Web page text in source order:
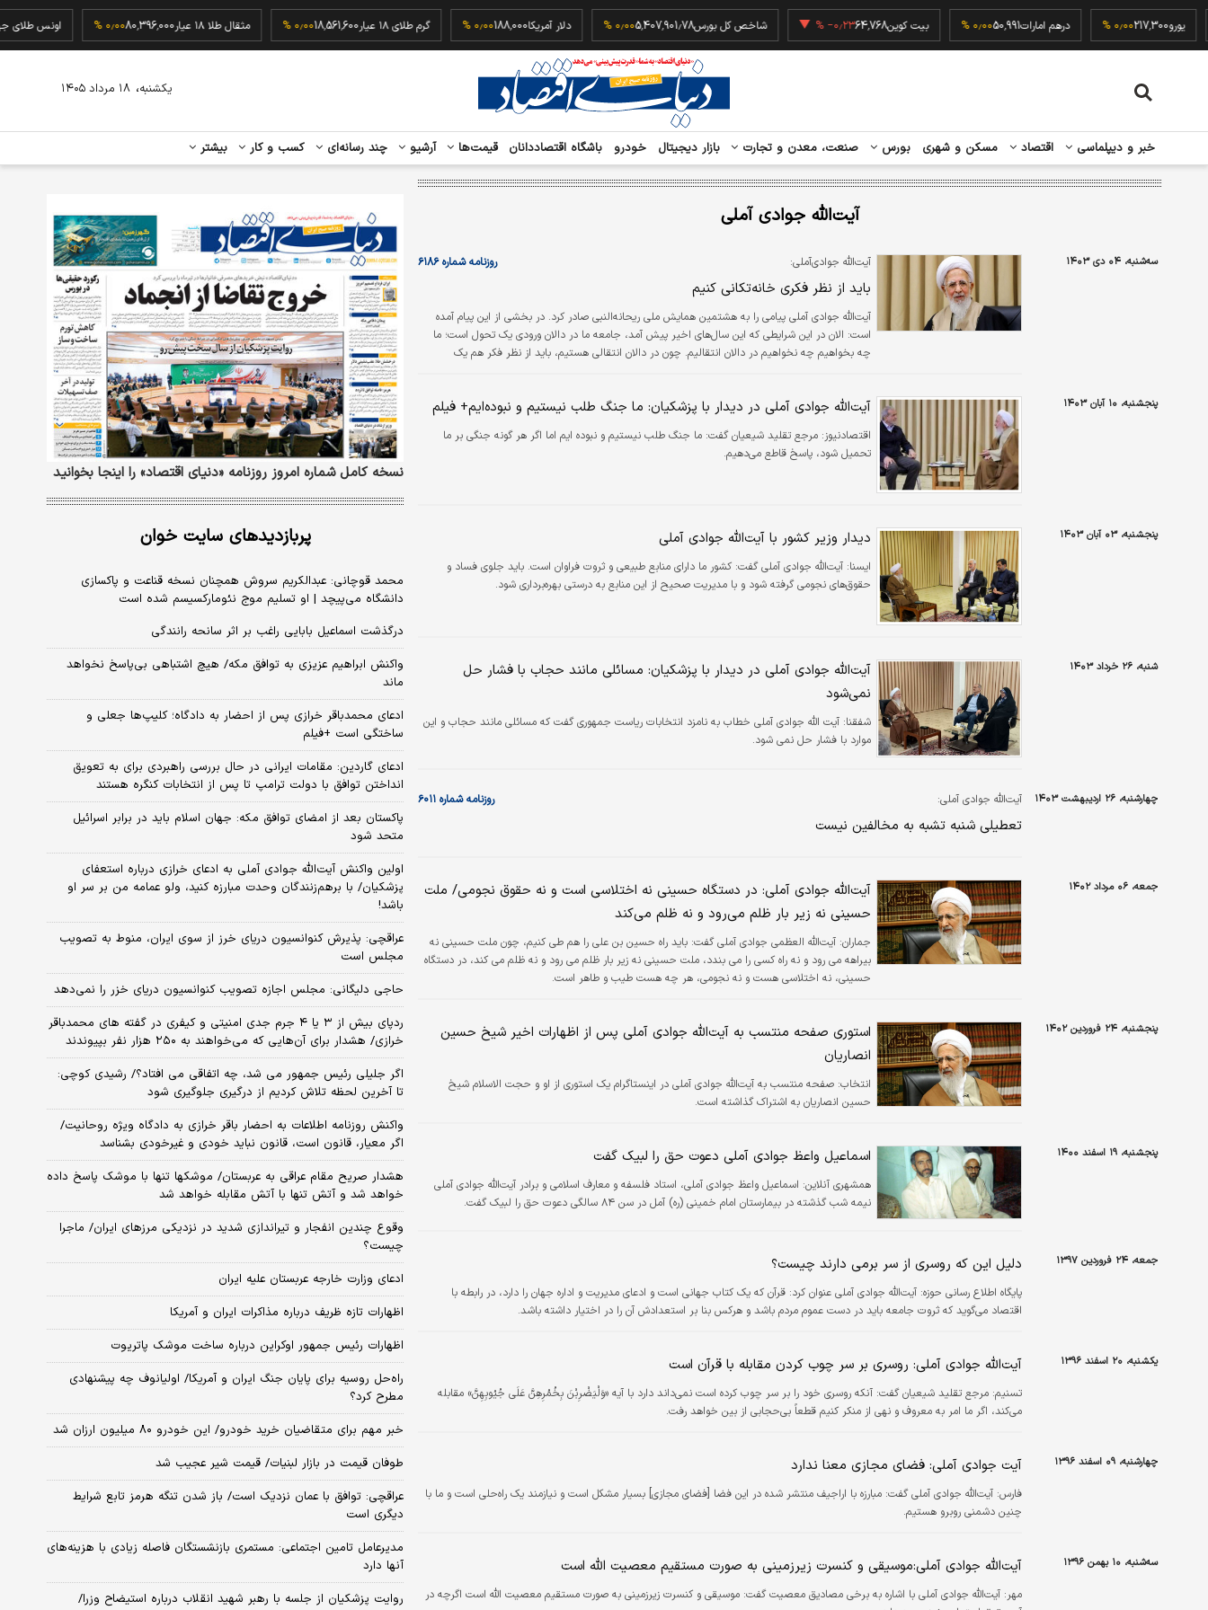
یورو217,300۰٫۰۰ % درهم امارات50,991۰٫۰۰ % بیت کوین64,768 ‎−۰٫۲۳ % شاخص کل بورس5,407,901.78۰٫۰۰ % دلار آمریکا188,000۰٫۰۰ % گرم طلای ۱۸ عیار 18,561,600۰٫۰۰ % مثقال طلا ۱۸ عیار 80,396,000۰٫۰۰ % اونس
خبر و دیپلماسی اقتصاد مسکن و شهری بورس صنعت، معدن و تجارت بازار دیجیتال خودرو باشگاه اقتصاددانان قیمت‌ها آرشیو چند رسانه‌ای کسب و کار بیشتر
یکشنبه، ۱۸ مرداد ۱۴۰۵
آیت‌الله جوادی آملی
سه‌شنبه، ۰۴ دی ۱۴۰۳ آیت‌‌الله جوادی‌آملی: روزنامه شماره ۶۱۸۶
باید از نظر فکری خانه‌تکانی کنیم
آیت‌‌الله جوادی آملی پیامی را به هشتمین همایش ملی ریحانه‌النبی صادر کرد. در بخشی از این پیام آمده
است: الان در این شرایطی که این سال‌‌های اخیر پیش آمد، جامعه ما در دالان ورودی یک تحول است؛ ما
چه بخواهیم چه نخواهیم در دالان انتقالیم. چون در دالان انتقالی هستیم، باید از نظر فکر هم یک
پنجشنبه، ۱۰ آبان ۱۴۰۳ آیت‌الله جوادی آملی در دیدار با پزشکیان: ما جنگ طلب نیستیم و نبوده‌ایم+ فیلم
اقتصادنیوز: مرجع تقلید شیعیان گفت: ما جنگ طلب نیستیم و نبوده ایم اما اگر هر گونه جنگی بر ما
تحمیل شود، پاسخ قاطع می‌دهیم.
پنجشنبه، ۰۳ آبان ۱۴۰۳ دیدار وزیر کشور با آیت‌الله جوادی آملی
ايسنا: آیت‌الله جوادی آملی گفت: کشور ما دارای منابع طبیعی و ثروت فراوان است. باید جلوی فساد و
حقوق‌های نجومی گرفته شود و با مدیریت صحیح از این منابع به درستی بهره‌برداری شود.
شنبه، ۲۶ خرداد ۱۴۰۳
آیت‌الله جوادی آملی در دیدار با پزشکیان: مسائلی مانند حجاب با فشار حل
نمی‌شود
شفقنا:
آیت الله جوادی آملی خطاب به نامزد انتخابات ریاست جمهوری گفت که مسائلی مانند حجاب و این
موارد با فشار حل نمی شود.
چهارشنبه، ۲۶ اردیبهشت ۱۴۰۳ آیت‌الله جوادی آملی: روزنامه شماره ۶۰۱۱
تعطیلی شنبه تشبه به مخالفین نیست
جمعه، ۰۶ مرداد ۱۴۰۲
آیت‌الله جوادی آملی: در دستگاه حسینی نه اختلاسی است و نه حقوق نجومی/ ملت
حسینی نه زیر بار ظلم می‌رود و نه ظلم می‌کند
جماران: آیت‌الله العظمی جوادی آملی گفت: باید راه حسین بن علی را هم طی کنیم، چون ملت حسینی نه
بیراهه می رود و نه راه کسی را می بندد، ملت حسینی نه زیر بار ظلم می رود و نه ظلم می کند، در دستگاه
حسینی، نه اختلاسی هست و نه نجومی، هر چه هست طیب و طاهر است.
پنجشنبه، ۲۴ فروردین ۱۴۰۲
استوری صفحه منتسب به آیت‌الله جوادی آملی پس از اظهارات اخیر شیخ حسین
انصاریان
انتخاب: صفحه منتسب به آیت‌الله جوادی آملی در اینستاگرام یک استوری از او و حجت الاسلام شیخ
حسین انصاریان به اشتراک گذاشته است.
پنجشنبه، ۱۹ اسفند ۱۴۰۰ اسماعیل واعظ جوادی آملی دعوت حق را لبیک گفت
همشهری آنلاین: اسماعیل واعظ جوادی آملی، استاد فلسفه و معارف اسلامی و برادر آیت‌الله جوادی آملی
نیمه شب گذشته در بیمارستان امام خمینی (ره) آمل در سن ۸۴ سالگی دعوت حق را لبیک گفت.
جمعه، ۲۴ فروردین ۱۳۹۷ دلیل این که روسری از سر برمی دارند چیست؟
پایگاه اطلاع رسانی حوزه: آیت‌الله جوادی آملی عنوان کرد: قرآن که یک کتاب جهانی است و ادعای مدیریت و اداره جهان را دارد، در رابطه با
اقتصاد می‌گوید که ثروت جامعه باید در دست عموم مردم باشد و هرکس بنا بر استعدادش آن را در اختیار داشته باشد.
یکشنبه، ۲۰ اسفند ۱۳۹۶ آیت‌الله جوادی آملی: روسری بر سر چوب کردن مقابله با قرآن است
تسنیم: مرجع تقلید شیعیان گفت: آنکه روسری خود را بر سر چوب کرده است نمی‌داند دارد با آیه «وَلْیَضْرِبْنَ بِخُمُرِهِنَّ عَلَى جُیُوبِهِنَّ» مقابله
می‌کند، اگر ما امر به معروف و نهی از منکر کنیم قطعاً بی‌حجابی از بین خواهد رفت.
چهارشنبه، ۰۹ اسفند ۱۳۹۶ آیت جوادی آملی: فضای مجازی معنا ندارد
فارس: آیت‌الله جوادی آملی گفت: مبارزه با اراجیف منتشر شده در این فضا [فضای مجازی] بسیار مشکل است و نیازمند یک راه‌حلی است و ما با
چنین دشمنی روبرو هستیم.
سه‌شنبه، ۱۰ بهمن ۱۳۹۶ آیت‌الله جوادی آملی:موسیقی و کنسرت زیرزمینی به صورت مستقیم معصیت الله است
مهر: آیت‌الله جوادی آملی با اشاره به برخی مصادیق معصیت گفت: موسیقی و کنسرت زیرزمینی به صورت مستقیم معصیت الله است اگرچه در
نسخه کامل شماره امروز روزنامه «دنیای‌ اقتصاد» را اینجا بخوانید
پربازدیدهای سایت خوان
محمد قوچانی: عبدالکریم سروش همچنان نسخه قناعت و پاکسازی
دانشگاه می‌پیچد | او تسلیم موج نئومارکسیسم شده است
درگذشت اسماعیل بابایی راغب بر اثر سانحه رانندگی
واکنش ابراهیم عزیزی به توافق مکه/ هیچ اشتباهی بی‌پاسخ نخواهد
ماند
ادعای محمدباقر خرازی پس از احضار به دادگاه؛ کلیپ‌ها جعلی و
ساختگی است +فیلم
ادعای گاردین: مقامات ایرانی در حال بررسی راهبردی برای به تعویق
انداختن توافق با دولت ترامپ تا پس از انتخابات کنگره هستند
پاکستان بعد از امضای توافق مکه: جهان اسلام باید در برابر اسرائیل
متحد شود
اولین واکنش آیت‌الله جوادی آملی به ادعای خرازی درباره استعفای
پزشکیان/ با برهم‌زنندگان وحدت مبارزه کنید، ولو عمامه من بر سر او
باشد!
عراقچی: پذیرش کنوانسیون دریای خرز از سوی ایران، منوط به تصویب
مجلس است
حاجی دلیگانی: مجلس اجازه تصویب کنوانسیون دریای خزر را نمی‌دهد
ردپای بیش از ۳ یا ۴ جرم جدی امنیتی و کیفری در گفته های محمدباقر
خرازی/ هشدار برای آن‌هایی که می‌خواهند به ۲۵۰ هزار نفر بپیوندند
اگر جلیلی رئیس جمهور می شد، چه اتفاقی می افتاد؟/ رشیدی کوچی:
تا آخرین لحظه تلاش کردیم از درگیری جلوگیری شود
واکنش روزنامه اطلاعات به احضار باقر خرازی به دادگاه ویژه روحانیت/
اگر معیار، قانون است، قانون نباید خودی و غیرخودی بشناسد
هشدار صریح مقام عراقی به عربستان/ موشکها تنها با موشک پاسخ داده
خواهد شد و آتش تنها با آتش مقابله خواهد شد
وقوع چندین انفجار و تیراندازی شدید در نزدیکی مرز‌های ایران/ ماجرا
چیست؟
ادعای وزارت خارجه عربستان علیه ایران
اظهارات تازه ظریف درباره مذاکرات ایران و آمریکا
اظهارات رئیس جمهور اوکراین درباره ساخت موشک پاتریوت
راه‌حل روسیه برای پایان جنگ ایران و آمریکا/ اولیانوف چه پیشنهادی
مطرح کرد؟
خبر مهم برای متقاضیان خرید خودرو/ این خودرو ۸۰ میلیون ارزان شد
طوفان قیمت در بازار لبنیات/ قیمت شیر عجیب شد
عراقچی: توافق با عمان نزدیک است/ باز شدن تنگه هرمز تابع شرایط
دیگری است
مدیرعامل تامین اجتماعی: مستمری بازنشستگان فاصله زیادی با هزینه‌های
آنها دارد
روایت پزشکیان از جلسه با رهبر شهید انقلاب درباره استیضاح وزرا/